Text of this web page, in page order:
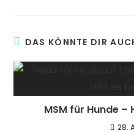
DAS KÖNNTE DIR
MSM für Hunde
28.